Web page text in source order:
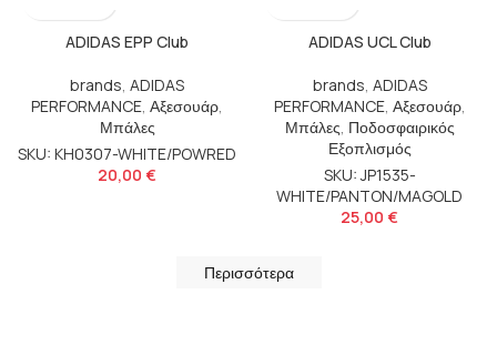
ADIDAS EPP Club
brands, ADIDAS
PERFORMANCE, Αξεσουάρ,
Μπάλες
SKU: KH0307-WHITE/POWRED
20,00 €
ADIDAS UCL Club
brands, ADIDAS
PERFORMANCE, Αξεσουάρ,
Μπάλες, Ποδοσφαιρικός
Εξοπλισμός
SKU: JP1535-
WHITE/PANTON/MAGOLD
25,00 €
Περισσότερα